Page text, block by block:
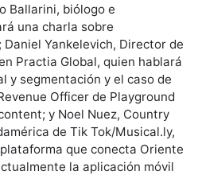
Ballarini, biólogo e
una charla sobre
Yankelevich, Director de
Practia Global, quien hablará
y segmentación y el caso de
Officer de Playground
y Noel Nuez, Country
de Tik Tok/Musical.ly,
que conecta Oriente
la aplicación móvil